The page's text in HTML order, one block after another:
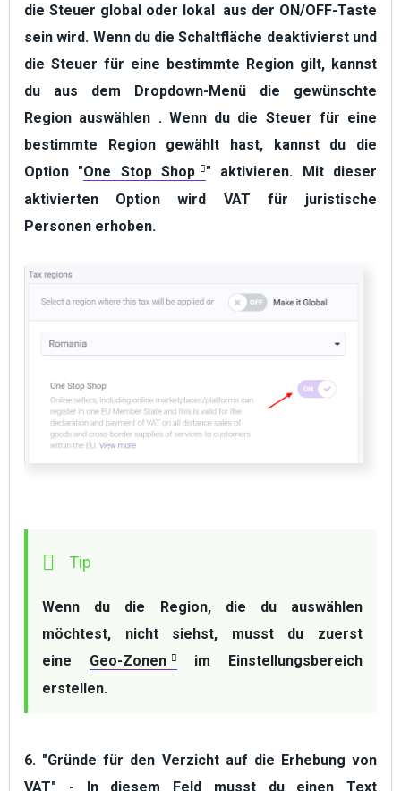
die Steuer globaloder lokal aus der ON/OFF-Taste
sein wird. Wenn du die Schaltfläche deaktivierst und
die Steuer für eine bestimmte Region gilt, kannst
du aus dem Dropdown-Menü die gewünschte
Region auswählen . Wenn du die Steuer für eine
bestimmte Region gewählt hast, kannst du die
Option "One Stop Shop
" aktivieren. Mit dieser
aktivierten Option wird VAT für juristische
Personen erhoben.
Wenn du die Region, die du auswählen
möchtest, nicht siehst, musst du zuerst
eine Geo-Zonen
im Einstellungsbereich
erstellen.
6. "Gründe für den Verzicht auf die Erhebung von
VAT" - In diesem Feld musst du einen Text